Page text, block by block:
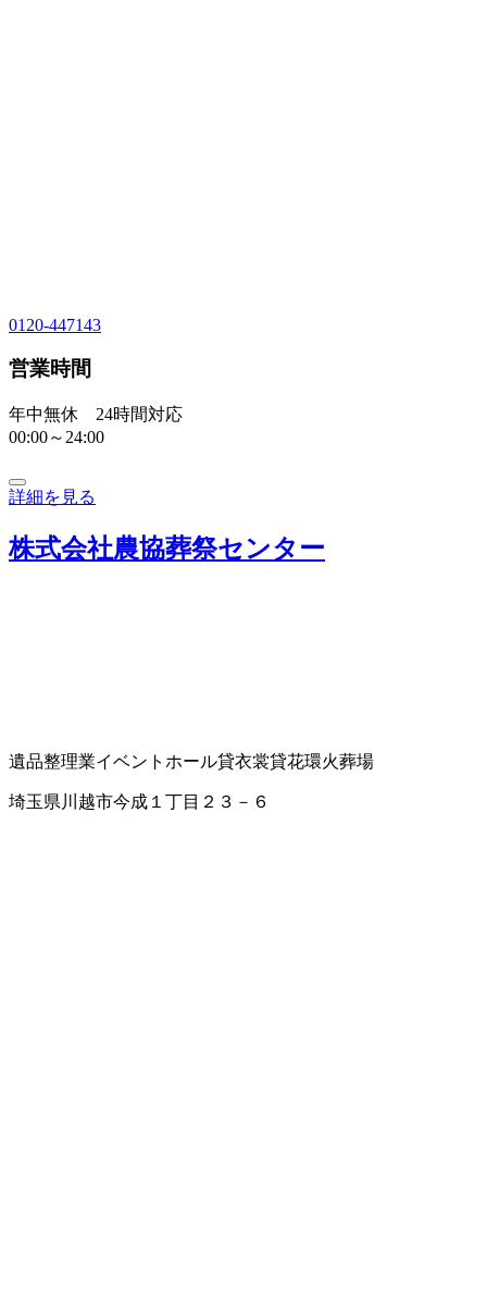
0120-447143
営業時間
年中無休 24時間対応
00:00～24:00
詳細を見る
株式会社農協葬祭センター
遺品整理業イベントホール貸衣裳貸花環火葬場
埼玉県川越市今成１丁目２３－６